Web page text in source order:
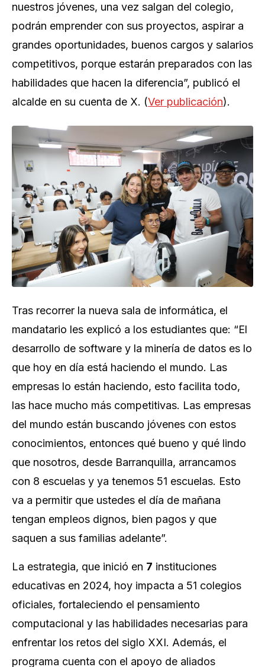
nuestros jóvenes, una vez salgan del colegio,
podrán emprender con sus proyectos, aspirar a
grandes oportunidades, buenos cargos y salarios
competitivos, porque estarán preparados con las
habilidades que hacen la diferencia”, publicó el
alcalde en su cuenta de X. (Ver publicación).
Tras recorrer la nueva sala de informática, el
mandatario les explicó a los estudiantes que: “El
desarrollo de software y la minería de datos es lo
que hoy en día está haciendo el mundo. Las
empresas lo están haciendo, esto facilita todo,
las hace mucho más competitivas. Las empresas
del mundo están buscando jóvenes con estos
conocimientos, entonces qué bueno y qué lindo
que nosotros, desde Barranquilla, arrancamos
con 8 escuelas y ya tenemos 51 escuelas. Esto
va a permitir que ustedes el día de mañana
tengan empleos dignos, bien pagos y que
saquen a sus familias adelante”.
La estrategia, que inició en 7 instituciones
educativas en 2024, hoy impacta a 51 colegios
oficiales, fortaleciendo el pensamiento
computacional y las habilidades necesarias para
enfrentar los retos del siglo XXI. Además, el
programa cuenta con el apoyo de aliados